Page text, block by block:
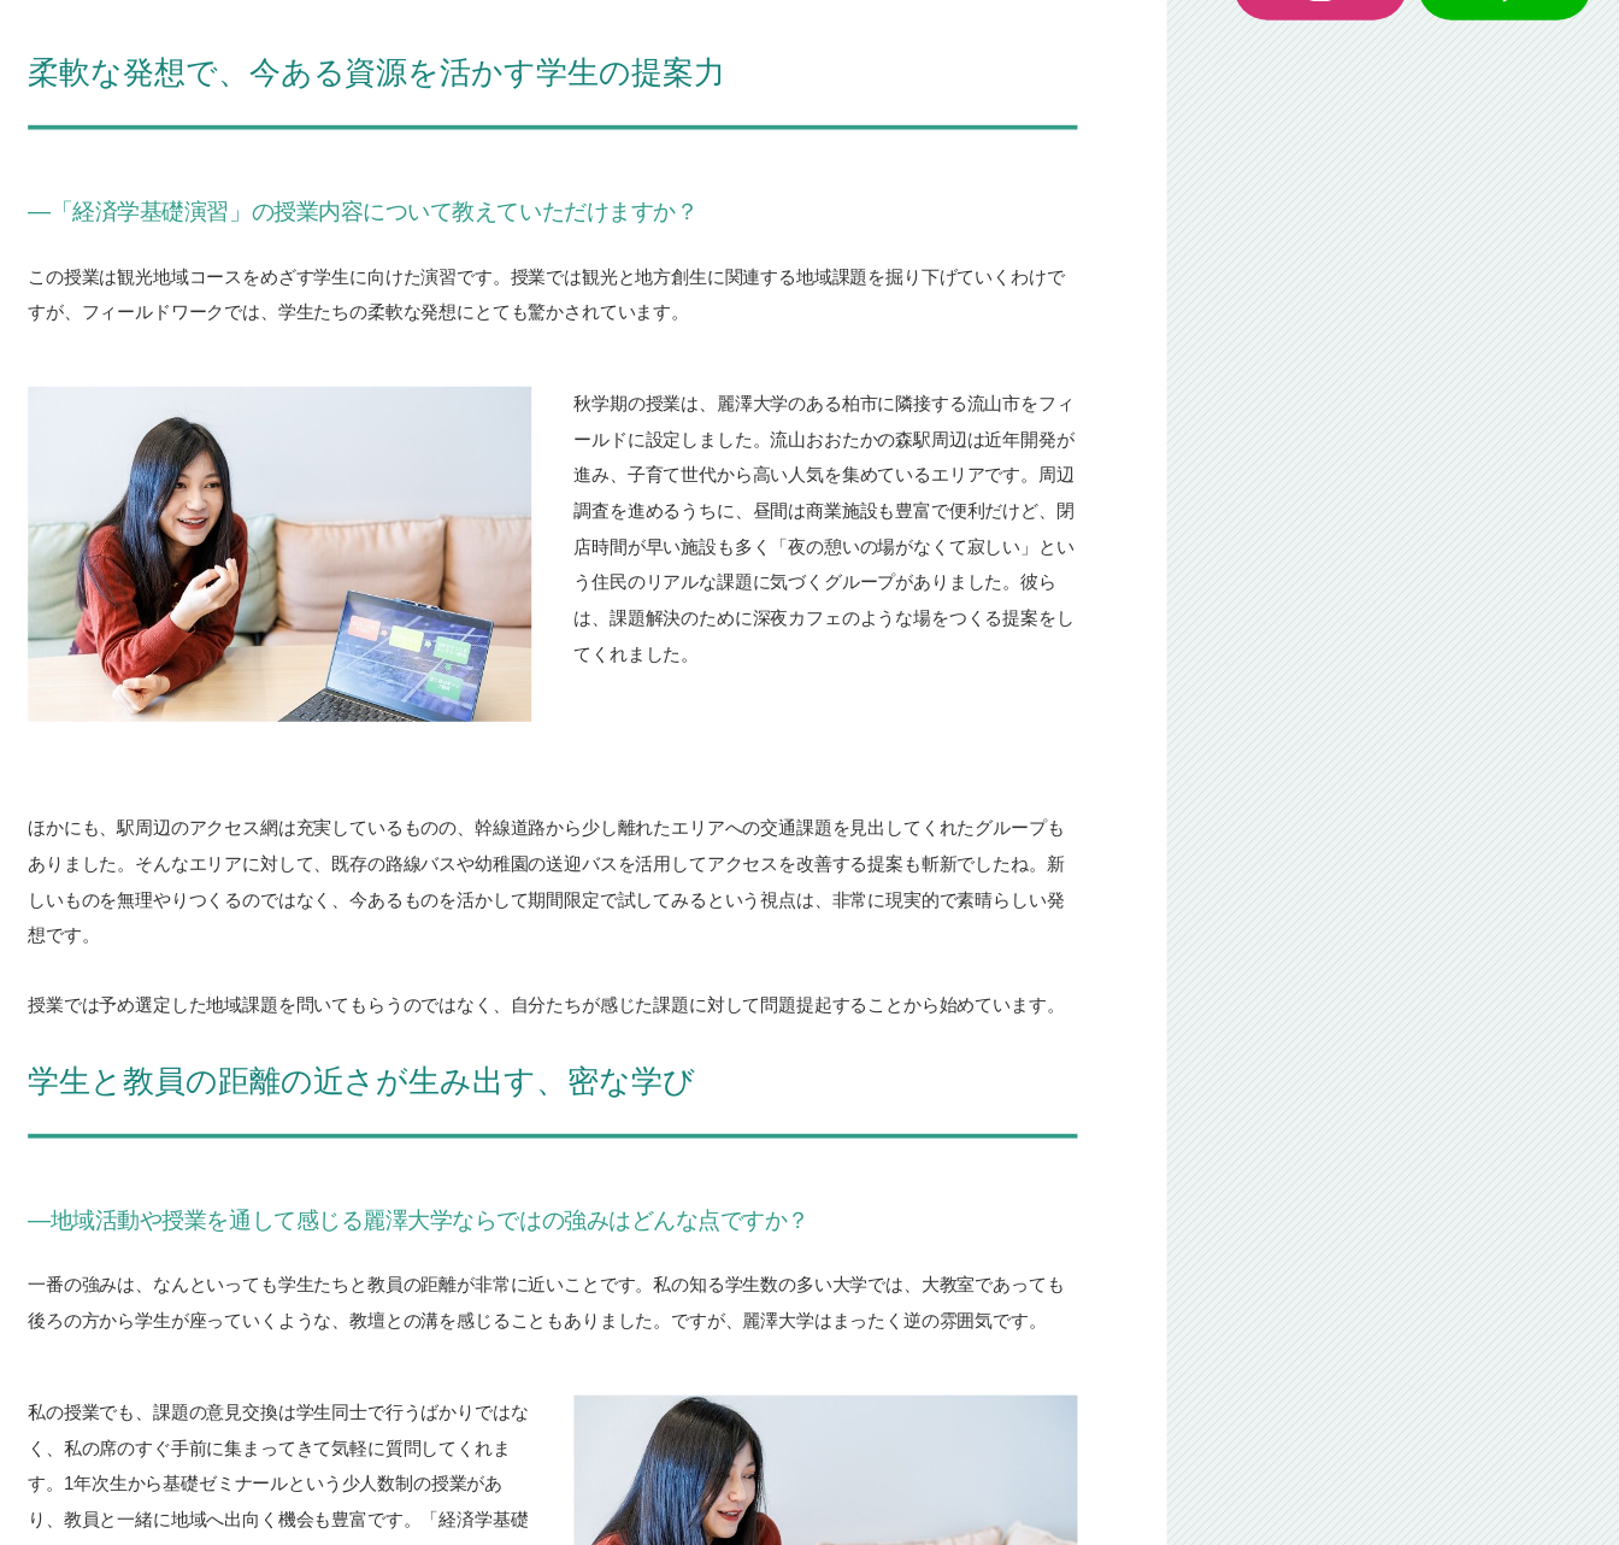
柔軟な発想で、今ある資源を活かす学生の提案力
―「経済学基礎演習」の授業内容について教えていただけますか？
この授業は観光地域コースをめざす学生に向けた演習です。授業では観光と地方創生に関連する地域課題を掘り下げていくわけで
すが、フィールドワークでは、学生たちの柔軟な発想にとても驚かされています。
秋学期の授業は、麗澤大学のある柏市に隣接する流山市をフィ
ールドに設定しました。流山おおたかの森駅周辺は近年開発が
進み、子育て世代から高い人気を集めているエリアです。周辺
調査を進めるうちに、昼間は商業施設も豊富で便利だけど、閉
店時間が早い施設も多く「夜の憩いの場がなくて寂しい」とい
う住民のリアルな課題に気づくグループがありました。彼ら
は、課題解決のために深夜カフェのような場をつくる提案をし
てくれました。
ほかにも、駅周辺のアクセス網は充実しているものの、幹線道路から少し離れたエリアへの交通課題を見出してくれたグループも
ありました。そんなエリアに対して、既存の路線バスや幼稚園の送迎バスを活用してアクセスを改善する提案も斬新でしたね。新
しいものを無理やりつくるのではなく、今あるものを活かして期間限定で試してみるという視点は、非常に現実的で素晴らしい発
想です。
授業では予め選定した地域課題を問いてもらうのではなく、自分たちが感じた課題に対して問題提起することから始めています。
学生と教員の距離の近さが生み出す、密な学び
―地域活動や授業を通して感じる麗澤大学ならではの強みはどんな点ですか？
一番の強みは、なんといっても学生たちと教員の距離が非常に近いことです。私の知る学生数の多い大学では、大教室であっても
後ろの方から学生が座っていくような、教壇との溝を感じることもありました。ですが、麗澤大学はまったく逆の雰囲気です。
私の授業でも、課題の意見交換は学生同士で行うばかりではな
く、私の席のすぐ手前に集まってきて気軽に質問してくれま
す。1年次生から基礎ゼミナールという少人数制の授業があ
り、教員と一緒に地域へ出向く機会も豊富です。「経済学基礎